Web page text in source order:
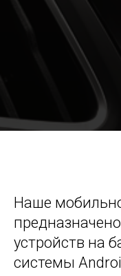
Наше
устройств на
системы